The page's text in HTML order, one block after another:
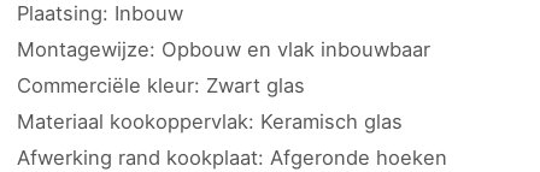
Plaatsing: Inbouw
Montagewijze: Opbouw en vlak inbouwbaar
Commerciële kleur: Zwart glas
Materiaal kookoppervlak: Keramisch glas
Afwerking rand kookplaat: Afgeronde hoeken